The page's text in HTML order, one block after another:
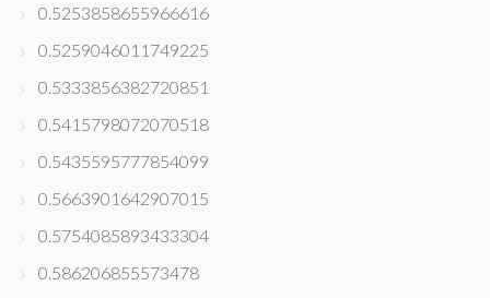
0.5253858655966616
0.5259046011749225
0.5333856382720851
0.5415798072070518
0.5435595777854099
0.5663901642907015
0.5754085893433304
0.586206855573478